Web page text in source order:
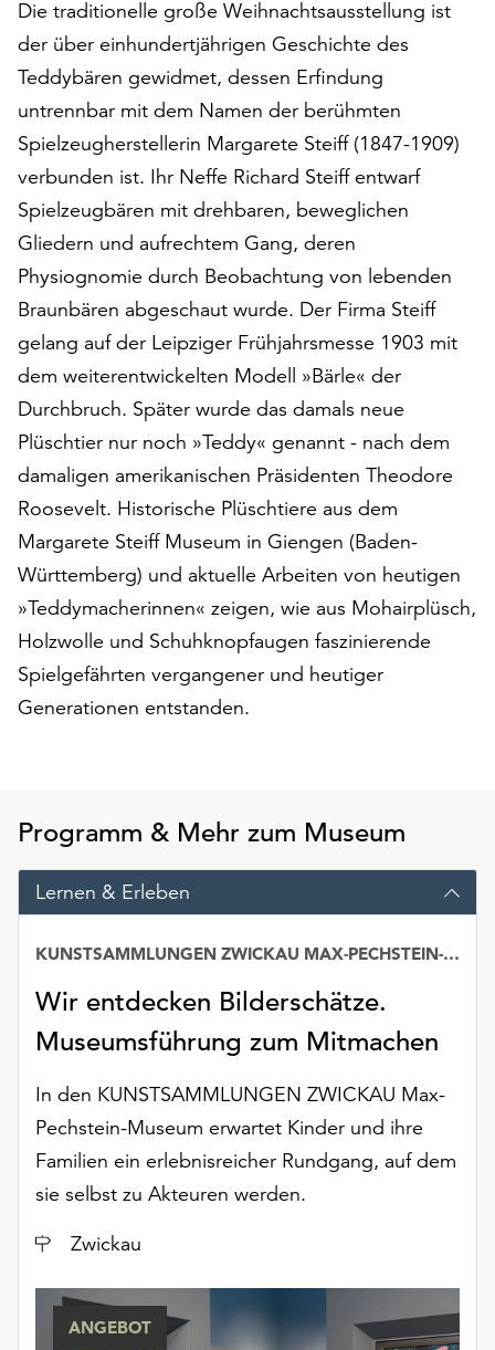
auf
„Alle
akzeptieren“,
alle
Cookies
zu
akzeptieren.
Sie
können
Ihr
Einverständnis
jederzeit
ändern
und
widerrufen.
Dafür
steht
Ihnen
am
Ende
der
Seite
die
Schaltfläche
Einstellungen“
zur
auch
Ihr
Einverständnis
ausgeführt.
Möchten
Sie
die
verwendeten
Cookies
anpassen,
erreichen
die
Einstellungen
über
die
Schaltfläche
„Auswählen“.
Die traditionelle große Weihnachtsausstellung ist
der über einhundertjährigen Geschichte des
Teddybären gewidmet, dessen Erfindung
untrennbar mit dem Namen der berühmten
Spielzeugherstellerin Margarete Steiff (1847-1909)
verbunden ist. Ihr Neffe Richard Steiff entwarf
Spielzeugbären mit drehbaren, beweglichen
Gliedern und aufrechtem Gang, deren
Physiognomie durch Beobachtung von lebenden
Braunbären abgeschaut wurde. Der Firma Steiff
gelang auf der Leipziger Frühjahrsmesse 1903 mit
dem weiterentwickelten Modell »Bärle« der
Durchbruch. Später wurde das damals neue
Plüschtier nur noch »Teddy« genannt - nach dem
damaligen amerikanischen Präsidenten Theodore
Roosevelt. Historische Plüschtiere aus dem
Margarete Steiff Museum in Giengen (Baden-
Württemberg) und aktuelle Arbeiten von heutigen
»Teddymacherinnen« zeigen, wie aus Mohairplüsch,
Holzwolle und Schuhknopfaugen faszinierende
Spielgefährten vergangener und heutiger
Generationen entstanden.
Programm & Mehr zum Museum
Lernen & Erleben
Wir entdecken Bilderschätze.
Museumsführung zum Mitmachen
KUNSTSAMMLUNGEN ZWICKAU MAX-PECHSTEIN-MUSEUM
In den KUNSTSAMMLUNGEN ZWICKAU Max-
Pechstein-Museum erwartet Kinder und ihre
Familien ein erlebnisreicher Rundgang, auf dem
sie selbst zu Akteuren werden.
Ort
Zwickau
ANGEBOT